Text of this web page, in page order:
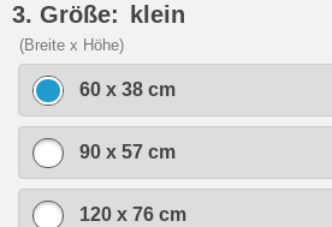
3. Größe: klein
(Breite x Höhe)
60 x 38 cm
90 x 57 cm
120 x 76 cm